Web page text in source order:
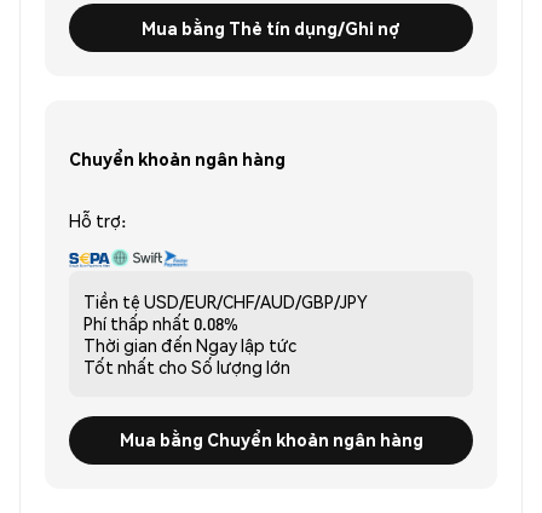
Mua bằng Thẻ tín dụng/Ghi nợ
Chuyển khoản ngân hàng
Hỗ trợ:
Tiền tệ USD/EUR/CHF/AUD/GBP/JPY
Phí thấp nhất 0.08%
Thời gian đến Ngay lập tức
Tốt nhất cho Số lượng lớn
Mua bằng Chuyển khoản ngân hàng